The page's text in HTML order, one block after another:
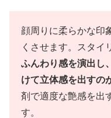
顔周りに柔らかな印
くさせます。スタイ
ふんわり感を演出し
けて立体感を出すの
剤で適度な艶感を出
す。